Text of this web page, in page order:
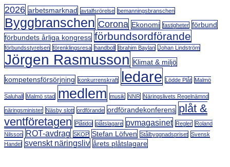
2026 arbetsmarknad avtalfsrörelse bemanningsbranschen
Byggbranschen Corona Ekonomi fastigheter förbund
förbundets årliga kongress förbundsordförande
förbundsstyrelsen förenklingsresa handboll Ibrahim Baylan Johan Lindström
Jörgen Rasmusson Klimat & miljö
kompetensförsörjning konkurrenskraft ledare Lödde Plåt Malmö
Saluhall Malmö stad medlem musik NNR Näringslivets Regelnämnd
näringsminister Näsby slott ordförande ordförandekonferens plåt &
ventföretagen
Plåtidol plåtslagare pvmagasinet Regler
Roland
Nilsson ROT-avdrag SKOP Stefan Löfven Stålbyggnadspriset Svensk
Handel
svenskt näringsliv årets plåtslagare